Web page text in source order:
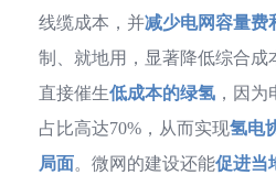
线缆成本，并减少电网容量费
制、就地用，显著降低综合成
直接催生低成本的绿氢 ，因
占比高达70%，从而实现氢电
局面。微网的建设还能促进当